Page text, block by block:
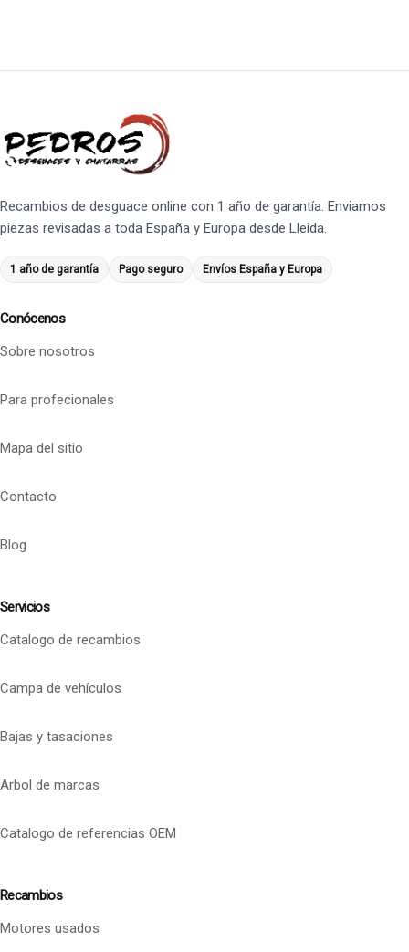
Recambios de desguace online con 1 año de garantía. Enviamos
piezas revisadas a toda España y Europa desde Lleida.
1 año de garantía Pago seguro Envíos España y Europa
Conócenos
Sobre nosotros
Para profecionales
Mapa del sitio
Contacto
Blog
Servicios
Catalogo de recambios
Campa de vehículos
Bajas y tasaciones
Arbol de marcas
Catalogo de referencias OEM
Recambios
Motores usados